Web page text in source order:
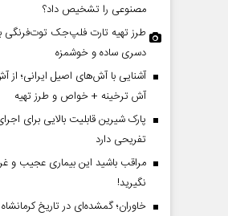
مصنوعی را تشخیص داد؟
طرز تهیه تارت فلپ‌جک توت‌فرنگی با
دسری ساده و خوشمزه
آشنایی با آش‌های اصیل ایرانی؛ از
آش ترخینه + خواص و طرز تهیه
پارک شیرین قابلیت‌ بالایی برای
تفریحی دارد
مراقب باشید این بیماری عجیب و
نگیرید!
خاوران؛ گمشده‌ای در تاریخ کرمانشاه
تهدیدات کوتاه‏‌مدت و
مسائل سیاسی
مجلس